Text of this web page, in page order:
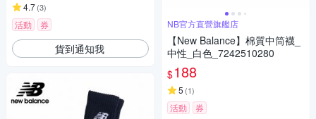
4.7(3)
活動 券
貨到通知我
NB官方直營旗艦店
【New Balance】棉質中筒襪_
中性_白色_7242510280
$188
5 (1)
活動 券